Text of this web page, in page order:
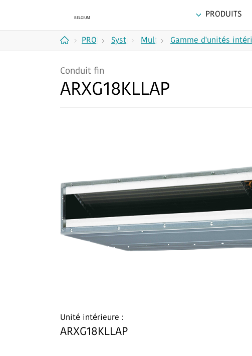
PRODUITS
PRODUITSSystèmes
split
Multi-
2, 3,
Gamme d'unités
Conduit fin
ARXG18KLLAP
Unité intérieure :
ARXG18KLLAP